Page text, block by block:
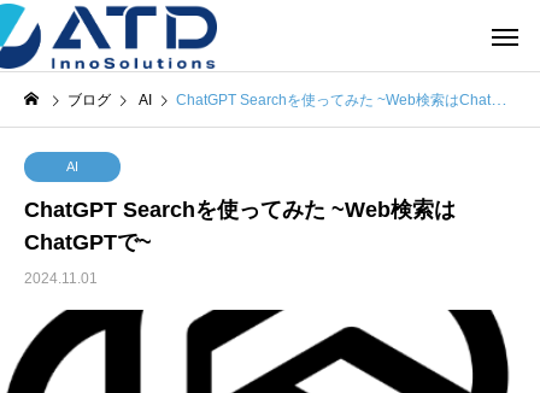
ブログ AI ChatGPT Searchを使ってみた ~Web検索はChatGPTで~
AI
ChatGPT Searchを使ってみた ~Web検索は
ChatGPTで~
2024.11.01